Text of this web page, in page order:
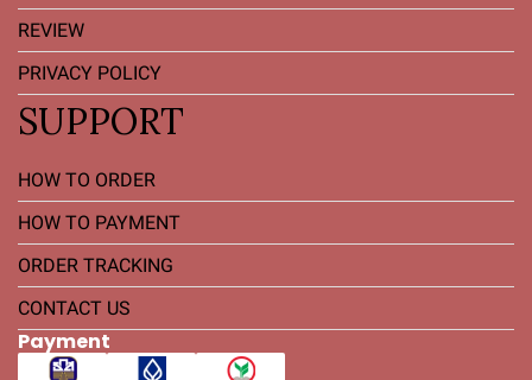
REVIEW
PRIVACY POLICY
SUPPORT
HOW TO ORDER
HOW TO PAYMENT
ORDER TRACKING
CONTACT US
Payment